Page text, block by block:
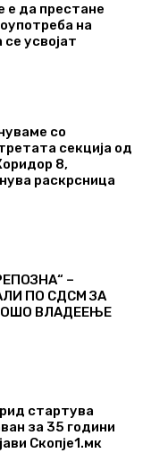
е да престане
на
усвојат
со
секција од
8,
раскрсница
–
ПО СДСМ ЗА
ВЛАДЕЕЊЕ
стартува
за 35 години
Скопје1.мк